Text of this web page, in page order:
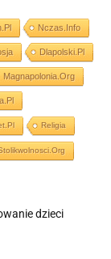
Nczas.info
Dlapolski.pl
Magnapolonia.org
Religia
dzieci